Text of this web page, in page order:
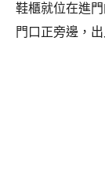
鞋櫃就位在進
門口正旁邊，